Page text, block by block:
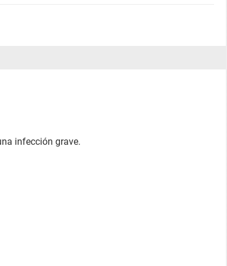
infección grave.